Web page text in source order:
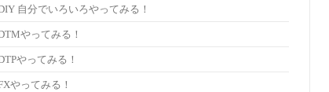
自分でいろいろやってみる！
やってみる！
やってみる！
やってみる！